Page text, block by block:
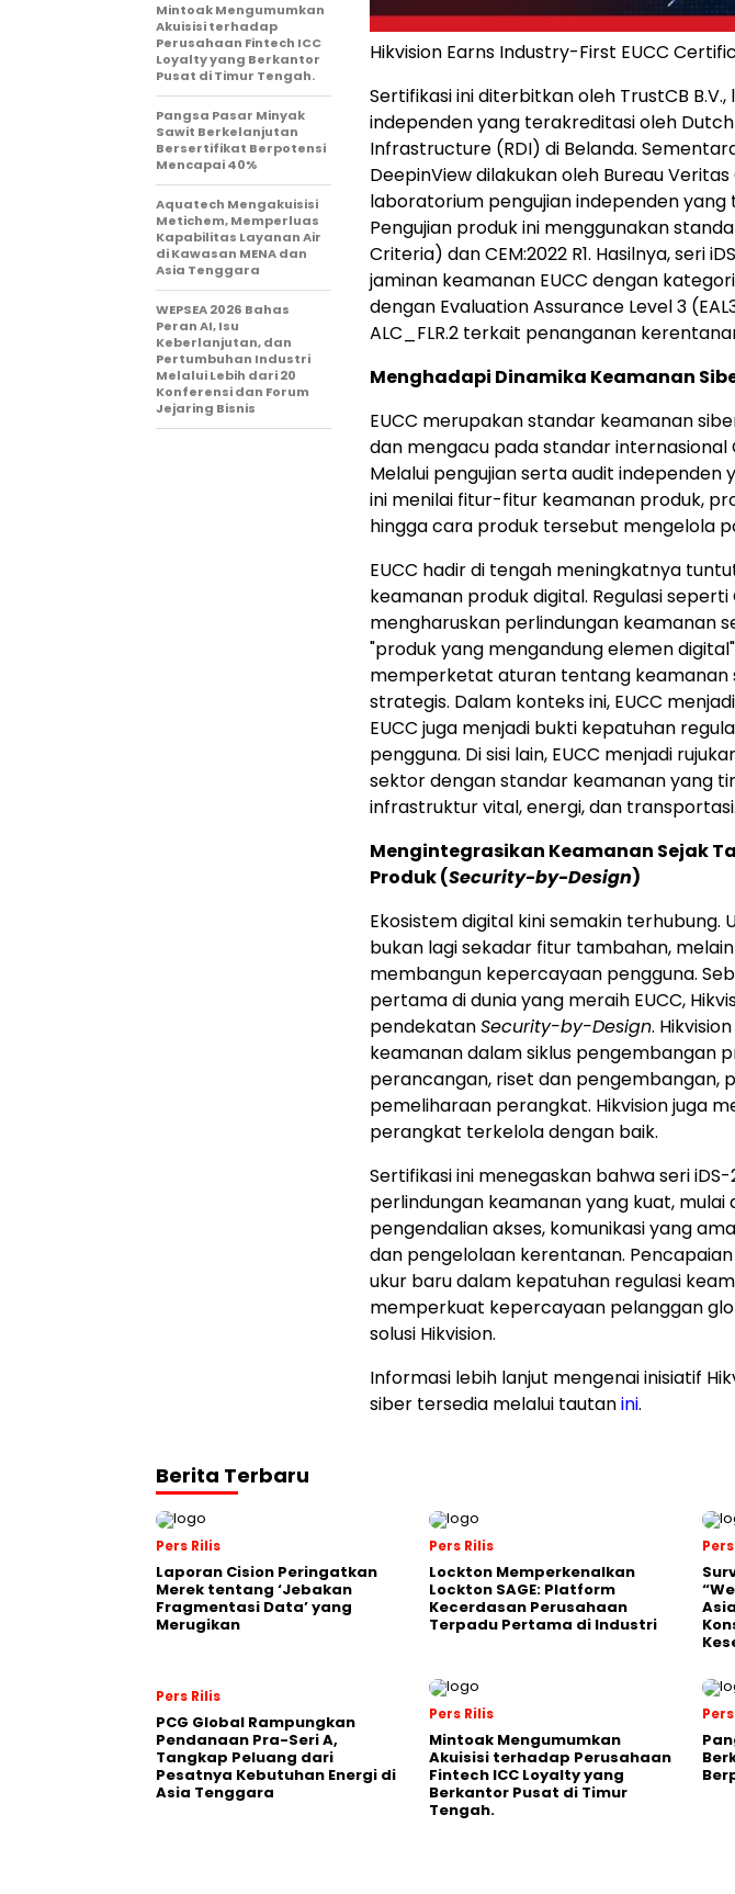
Hikvision Earns Industry-First EUCC
Sertifikasi ini diterbitkan oleh TrustCB
independen yang terakreditasi oleh
Infrastructure (RDI) di Belanda.
DeepinView dilakukan oleh Bureau
laboratorium pengujian independen yang
Pengujian produk ini menggunakan
Criteria) dan CEM:2022 R1. Hasilnya, seri
jaminan keamanan EUCC dengan
dengan Evaluation Assurance Level 3
ALC_FLR.2 terkait penanganan
Menghadapi Dinamika Keamanan
EUCC merupakan standar keamanan
dan mengacu pada standar internasional
Melalui pengujian serta audit independen
ini menilai fitur-fitur keamanan produk,
hingga cara produk tersebut mengelola
EUCC hadir di tengah meningkatnya
keamanan produk digital. Regulasi
mengharuskan perlindungan keamanan
"produk yang mengandung elemen
memperketat aturan tentang
strategis. Dalam konteks ini, EUCC
EUCC juga menjadi bukti kepatuhan
pengguna. Di sisi lain, EUCC menjadi
sektor dengan standar keamanan yang
infrastruktur vital, energi, dan transportasi.
Mengintegrasikan Keamanan Sejak
Produk (Security-by-Design)
Ekosistem digital kini semakin terhubung.
bukan lagi sekadar fitur tambahan,
membangun kepercayaan pengguna.
pertama di dunia yang meraih EUCC,
pendekatanSecurity-by-Design.
keamanan dalam siklus pengembangan
perancangan, riset dan pengembangan,
pemeliharaan perangkat. Hikvision juga
perangkat terkelola dengan baik.
Sertifikasi ini menegaskan bahwa seri
perlindungan keamanan yang kuat, mulai
pengendalian akses, komunikasi yang
dan pengelolaan kerentanan.
ukur baru dalam kepatuhan regulasi
memperkuat kepercayaan pelanggan
solusi Hikvision.
Informasi lebih lanjut mengenai inisiatif
siber tersedia melalui tautanini.
Mintoak Mengumumkan
Akuisisi terhadap
Perusahaan Fintech ICC
Loyalty yang Berkantor
Pusat di Timur Tengah.
Pangsa Pasar Minyak
Sawit Berkelanjutan
Bersertifikat Berpotensi
Mencapai 40%
Aquatech Mengakuisisi
Metichem, Memperluas
Kapabilitas Layanan Air
di Kawasan MENA dan
Asia Tenggara
WEPSEA 2026 Bahas
Peran AI, Isu
Keberlanjutan, dan
Pertumbuhan Industri
Melalui Lebih dari 20
Konferensi dan Forum
Jejaring Bisnis
Berita Terbaru
Pers Rilis
Laporan Cision Peringatkan
Merek tentang ‘Jebakan
Fragmentasi Data’ yang
Merugikan
Pers Rilis
Lockton Memperkenalkan
Lockton SAGE: Platform
Kecerdasan Perusahaan
Terpadu Pertama di Industri
Pers Rilis
PCG Global Rampungkan
Pendanaan Pra-Seri A,
Tangkap Peluang dari
Pesatnya Kebutuhan Energi di
Asia Tenggara
Pers Rilis
Mintoak Mengumumkan
Akuisisi terhadap Perusahaan
Fintech ICC Loyalty yang
Berkantor Pusat di Timur
Tengah.